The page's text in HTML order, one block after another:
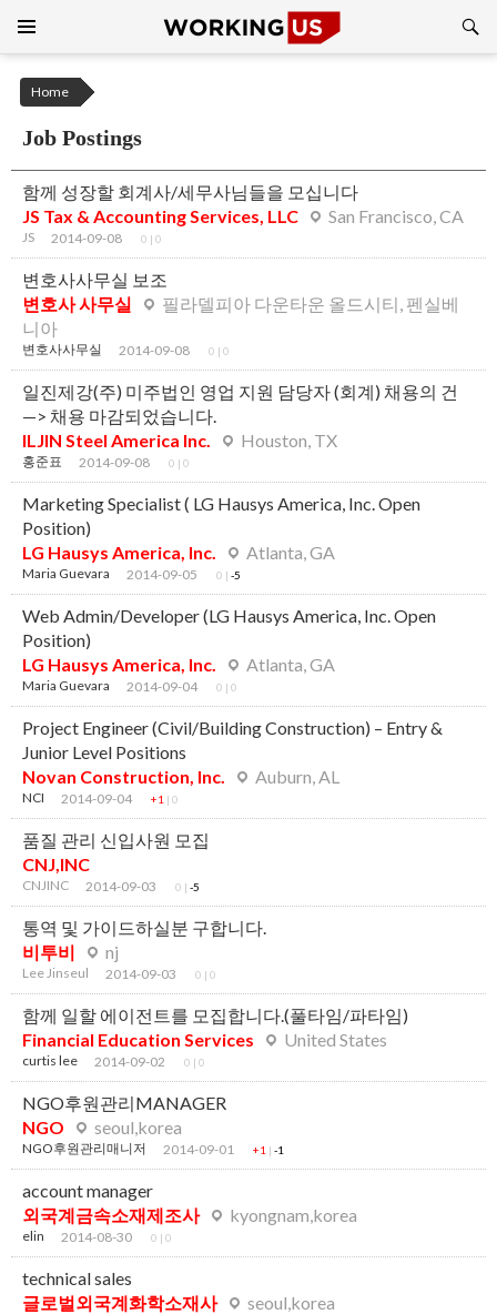
CONTENT
Home
Job Postings
함께 성장할 회계사/세무사님들을 모십니다
JS Tax & Accounting Services, LLC
San Francisco, CA
JS 2014-09-08 0 | 0
변호사사무실 보조
변호사 사무실
필라델피아 다운타운 올드시티, 펜실베
니아
변호사사무실 2014-09-08 0 | 0
일진제강(주) 미주법인 영업 지원 담당자 (회계) 채용의 건
—> 채용 마감되었습니다.
ILJIN Steel America Inc.
Houston, TX
홍준표 2014-09-08 0 | 0
Marketing Specialist ( LG Hausys America, Inc. Open
Position)
LG Hausys America, Inc.
Atlanta, GA
Maria Guevara 2014-09-05 0 | -5
Web Admin/Developer (LG Hausys America, Inc. Open
Position)
LG Hausys America, Inc.
Atlanta, GA
Maria Guevara 2014-09-04 0 | 0
Project Engineer (Civil/Building Construction) – Entry &
Junior Level Positions
Novan Construction, Inc.
Auburn, AL
NCI 2014-09-04 +1 | 0
품질 관리 신입사원 모집
CNJ,INC
CNJINC 2014-09-03 0 | -5
통역 및 가이드하실분 구합니다.
비투비
nj
Lee Jinseul 2014-09-03 0 | 0
함께 일할 에이전트를 모집합니다.(풀타임/파타임)
Financial Education Services
United States
curtis lee 2014-09-02 0 | 0
NGO후원관리MANAGER
NGO
seoul,korea
NGO후원관리매니저 2014-09-01 +1 | -1
account manager
외국계금속소재제조사
kyongnam,korea
elin 2014-08-30 0 | 0
technical sales
글로벌외국계화학소재사
seoul,korea